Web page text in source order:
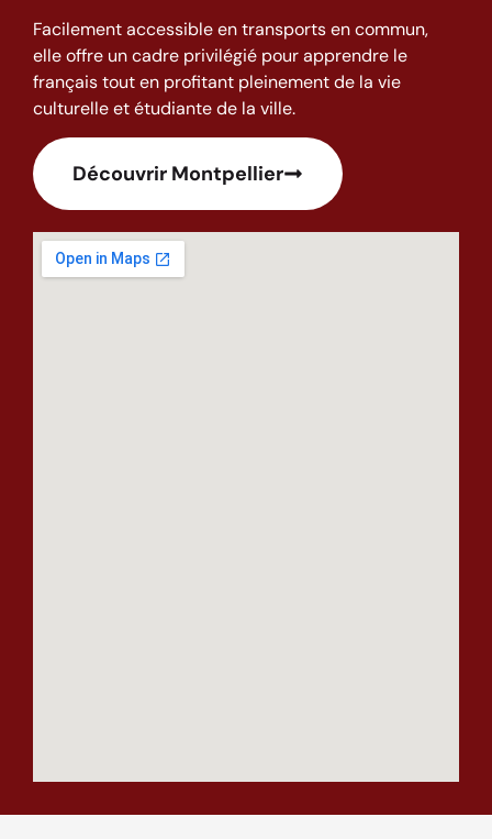
Facilement accessible en transports en commun,
elle offre un cadre privilégié pour apprendre le
français tout en profitant pleinement de la vie
culturelle et étudiante de la ville.
Découvrir Montpellier